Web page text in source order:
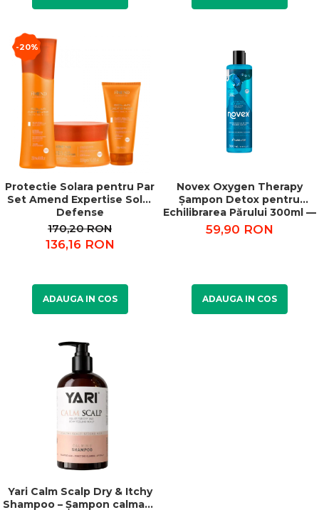
-20%
Protectie Solara pentru Par
Set Amend Expertise Solar
Defense
170,20 RON
136,16 RON
ADAUGA IN COS
Novex Oxygen Therapy
Șampon Detox pentru
Echilibrarea Părului 300ml —
Scalp Detox
59,90 RON
ADAUGA IN COS
Yari Calm Scalp Dry & Itchy
Shampoo – Șampon calmant